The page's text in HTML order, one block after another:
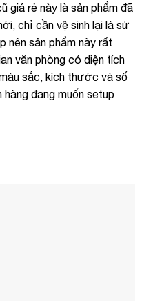
giá rẻ này là sản phẩm đã
chỉ cần vệ sinh lại là sử
nên sản phẩm này rất
văn phòng có diện tích
sắc, kích thước và số
đang muốn setup